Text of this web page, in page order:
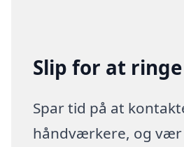
Slip for at
Spar tid på at
håndværkere, og vær